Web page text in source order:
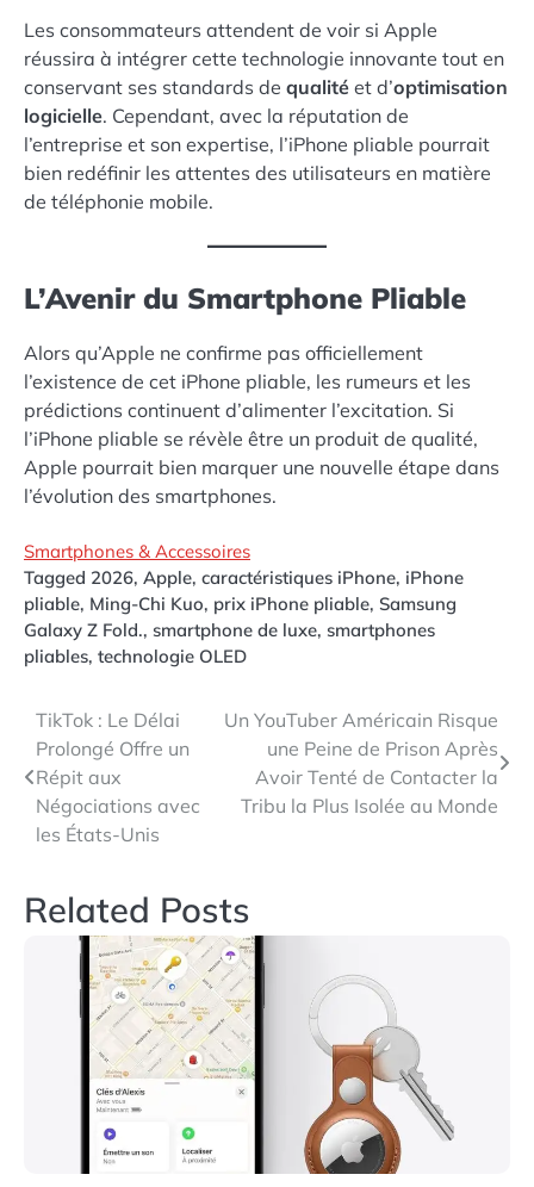
Les consommateurs attendent de voir si Apple
réussira à intégrer cette technologie innovante tout en
conservant ses standards de qualité et d’optimisation
logicielle. Cependant, avec la réputation de
l’entreprise et son expertise, l’iPhone pliable pourrait
bien redéfinir les attentes des utilisateurs en matière
de téléphonie mobile.
L’Avenir du Smartphone Pliable
Alors qu’Apple ne confirme pas officiellement
l’existence de cet iPhone pliable, les rumeurs et les
prédictions continuent d’alimenter l’excitation. Si
l’iPhone pliable se révèle être un produit de qualité,
Apple pourrait bien marquer une nouvelle étape dans
l’évolution des smartphones.
Smartphones & Accessoires
Tagged 2026, Apple, caractéristiques iPhone, iPhone
pliable, Ming-Chi Kuo, prix iPhone pliable, Samsung
Galaxy Z Fold., smartphone de luxe, smartphones
pliables, technologie OLED
Navigation
de
l’article
TikTok : Le Délai
Prolongé Offre un
Répit aux
Négociations avec
les États-Unis
Un YouTuber Américain Risque
une Peine de Prison Après
Avoir Tenté de Contacter la
Tribu la Plus Isolée au Monde
Related Posts